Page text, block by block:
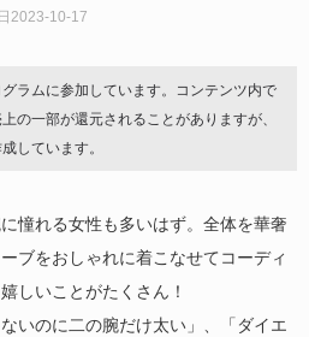
2023-10-17
ラムに参加しています。コンテンツ内で
の一部が還元されることがありますが、
しています。
憧れる女性も多いはず。全体を華奢
ブをおしゃれに着こなせてコーディ
しいことがたくさん！
いのに二の腕だけ太い」、「ダイエ